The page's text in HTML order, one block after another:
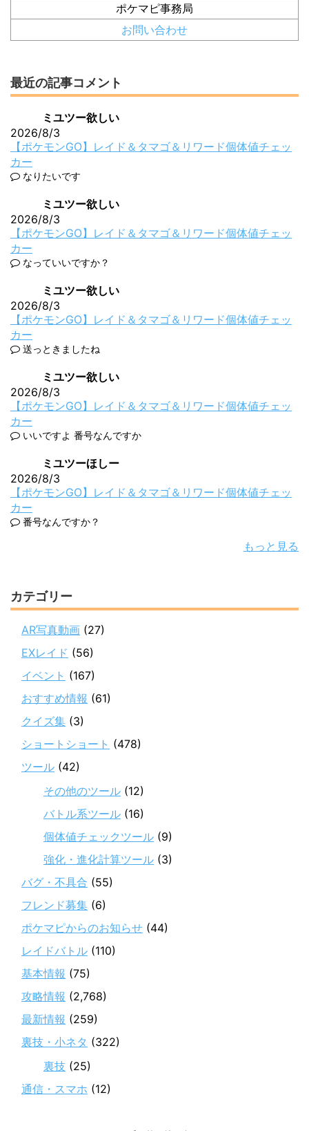
ポケマピ事務局
お問い合わせ
最近の記事コメント
ミユツー欲しい
2026/8/3
【ポケモンGO】レイド＆タマゴ＆リワード個体値チェッ
カー
なりたいです
ミユツー欲しい
2026/8/3
【ポケモンGO】レイド＆タマゴ＆リワード個体値チェッ
カー
なっていいですか？
ミユツー欲しい
2026/8/3
【ポケモンGO】レイド＆タマゴ＆リワード個体値チェッ
カー
送っときましたね
ミユツー欲しい
2026/8/3
【ポケモンGO】レイド＆タマゴ＆リワード個体値チェッ
カー
いいですよ 番号なんですか
ミユツーほしー
2026/8/3
【ポケモンGO】レイド＆タマゴ＆リワード個体値チェッ
カー
番号なんですか？
もっと見る
カテゴリー
AR写真動画 (27)
EXレイド (56)
イベント (167)
おすすめ情報 (61)
クイズ集 (3)
ショートショート (478)
ツール (42)
その他のツール (12)
バトル系ツール (16)
個体値チェックツール (9)
強化・進化計算ツール (3)
バグ・不具合 (55)
フレンド募集 (6)
ポケマピからのお知らせ (44)
レイドバトル (110)
基本情報 (75)
攻略情報 (2,768)
最新情報 (259)
裏技・小ネタ (322)
裏技 (25)
通信・スマホ (12)